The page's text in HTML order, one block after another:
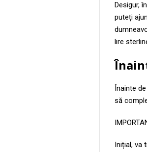
Desigur,
puteți
lire
Înainte
să
Inițial, va